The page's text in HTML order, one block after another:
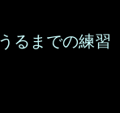
るまでの練習